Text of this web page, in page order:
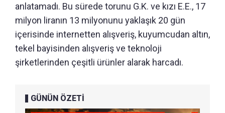
anlatamadı. Bu sürede torunu G.K. ve kızı E.E., 17
milyon liranın 13 milyonunu yaklaşık 20 gün
içerisinde internetten alışveriş, kuyumcudan altın,
tekel bayisinden alışveriş ve teknoloji
şirketlerinden çeşitli ürünler alarak harcadı.
GÜNÜN ÖZETİ